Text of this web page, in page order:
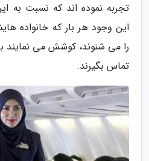
تجربه نموده اند که نسبت به
این وجود هر بار که خانواده
را می شنوند، کوشش می نمایند با
تماس بگیرند.